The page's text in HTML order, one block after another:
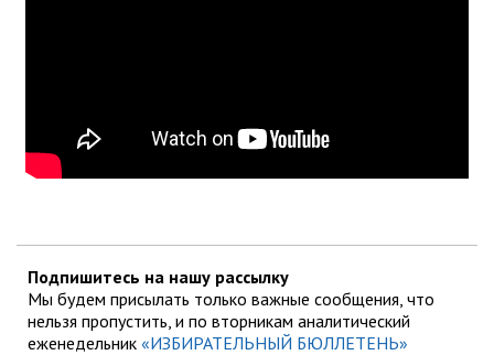
Подпишитесь на нашу рассылку
Мы будем присылать только важные сообщения, что
нельзя пропустить, и по вторникам аналитический
еженедельник «ИЗБИРАТЕЛЬНЫЙ БЮЛЛЕТЕНЬ»